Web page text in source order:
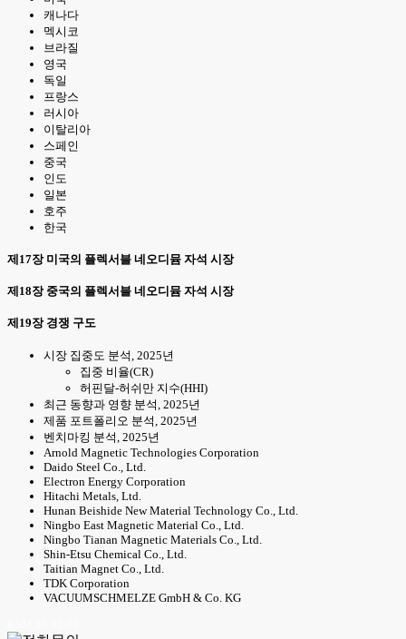
캐나다
멕시코
브라질
영국
독일
프랑스
러시아
이탈리아
스페인
중국
인도
일본
호주
한국
제17장 미국의 플렉서블 네오디뮴 자석 시장
제18장 중국의 플렉서블 네오디뮴 자석 시장
제19장 경쟁 구도
시장 집중도 분석, 2025년
집중 비율(CR)
허핀달-허쉬만 지수(HHI)
최근 동향과 영향 분석, 2025년
제품 포트폴리오 분석, 2025년
벤치마킹 분석, 2025년
Arnold Magnetic Technologies Corporation
Daido Steel Co., Ltd.
Electron Energy Corporation
Hitachi Metals, Ltd.
Hunan Beishide New Material Technology Co., Ltd.
Ningbo East Magnetic Material Co., Ltd.
Ningbo Tianan Magnetic Materials Co., Ltd.
Shin-Etsu Chemical Co., Ltd.
Taitian Magnet Co., Ltd.
TDK Corporation
VACUUMSCHMELZE GmbH & Co. KG